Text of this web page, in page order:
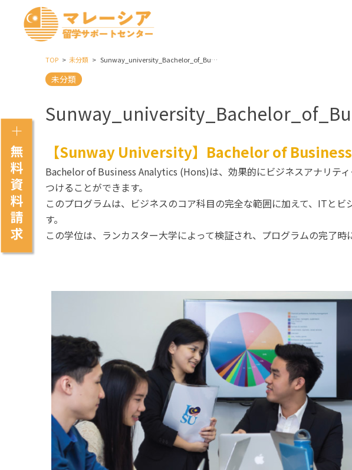
TOP 未分類 Sunway_university_Bachelor_of_Business_Analytics_Hons
未分類
【Sunway University】Bachelor of
Bachelor of Business Analytics (Hons)は、効果的にビジネスアナリテ
つけることができます。
このプログラムは、ビジネスのコア科目の完全な範囲に加えて、ITと
す。
この学位は、ランカスター大学によって検証され、プログラムの完了時